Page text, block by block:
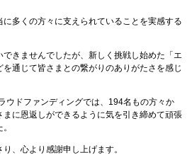
多くの方々に支えられていることを実感する
きませんでしたが、新しく挑戦し始めた「エ
通じて皆さまとの繋がりのありがたさを感じ
ウドファンディングでは、194名もの方々か
まに恩返しができるように気を引き締めて頑張
、心より感謝申し上げます。